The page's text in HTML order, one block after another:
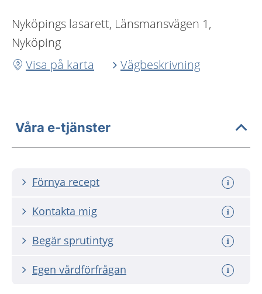
Nyköpings lasarett, Länsmansvägen 1,
Nyköping
Visa på karta
Vägbeskrivning
Våra e-tjänster
Förnya recept
Kontakta mig
Begär sprutintyg
Egen vårdförfrågan